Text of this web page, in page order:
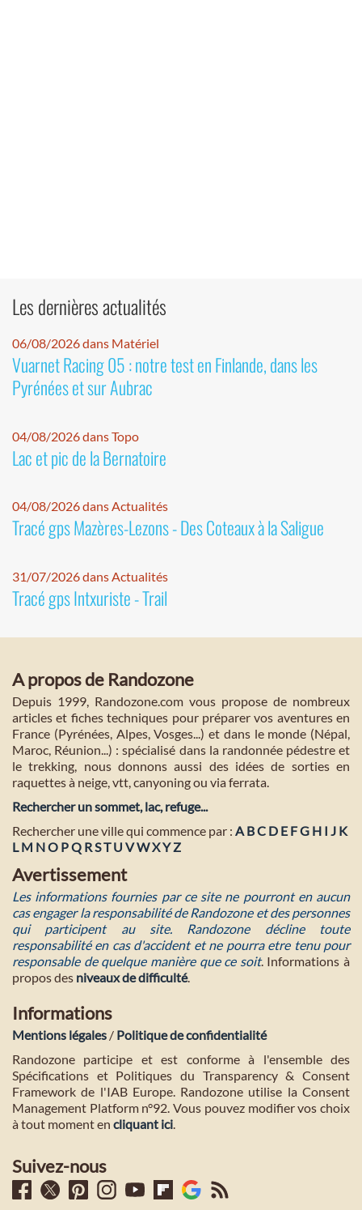
Les dernières actualités
06/08/2026 dans Matériel
Vuarnet Racing 05 : notre test en Finlande, dans les
Pyrénées et sur Aubrac
04/08/2026 dans Topo
Lac et pic de la Bernatoire
04/08/2026 dans Actualités
Tracé gps Mazères-Lezons - Des Coteaux à la Saligue
31/07/2026 dans Actualités
Tracé gps Intxuriste - Trail
A propos de Randozone
Depuis 1999, Randozone.com vous propose de nombreux
articles et fiches techniques pour préparer vos aventures en
France (Pyrénées, Alpes, Vosges...) et dans le monde (Népal,
Maroc, Réunion...) : spécialisé dans la randonnée pédestre et
le trekking, nous donnons aussi des idées de sorties en
raquettes à neige, vtt, canyoning ou via ferrata.
Rechercher un sommet, lac, refuge...
Rechercher une ville qui commence par : A BC D E FG H I J K
L M NO PQ RST U VWXYZ
Avertissement
Les informations fournies par ce site ne pourront en aucun
cas engager la responsabilité de Randozone et des personnes
qui participent au site. Randozone décline toute
responsabilité en cas d'accident et ne pourra etre tenu pour
responsable de quelque manière que ce soit. Informations à
propos des niveaux de difficulté.
Informations
Mentions légales / Politique de confidentialité
Randozone participe et est conforme à l'ensemble des
Spécifications et Politiques du Transparency & Consent
Framework de l'IAB Europe. Randozone utilise la Consent
Management Platform n°92. Vous pouvez modifier vos choix
à tout moment en cliquant ici.
Suivez-nous